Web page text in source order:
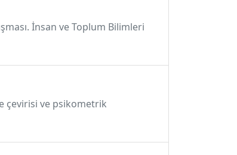
İnsan ve Toplum Bilimleri
çevirisi ve psikometrik